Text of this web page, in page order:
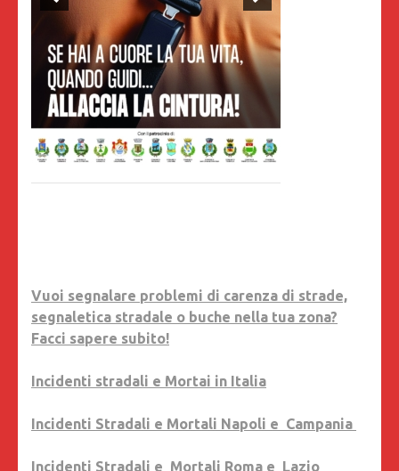
Vuoi segnalare problemi di carenza di strade,
segnaletica stradale o buche nella tua zona?
Facci sapere subito!
Incidenti stradali e Mortai in Italia
Incidenti Stradali e Mortali Napoli e Campania
Incidenti Stradali e Mortali Roma e Lazio